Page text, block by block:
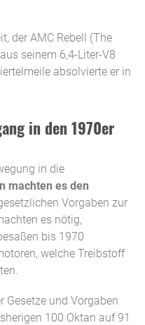
der AMC Rebell (The
seinem 6,4-Liter-V8
absolvierte er in
in den 1970er
in die
machten es den
Vorgaben zur
es nötig,
bis 1970
welche Treibstoff
Gesetze und Vorgaben
100 Oktan auf 91